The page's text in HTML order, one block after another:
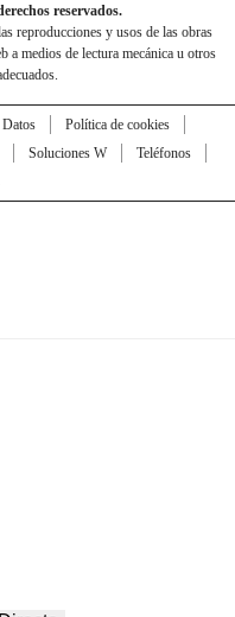
reservados.
reproducciones y usos de las obras
a medios de lectura mecánica u otros
Política de cookies
Soluciones W
Teléfonos